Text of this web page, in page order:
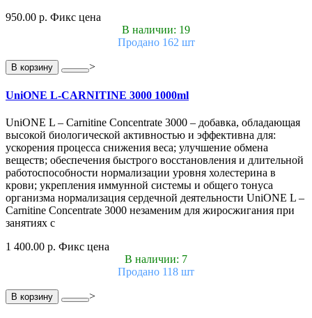
950.00 р. Фикс цена
В наличии: 19
Продано 162 шт
В корзину >
UniONE L-CARNITINE 3000 1000ml
UniONE L – Carnitine Concentrate 3000 – добавка, обладающая
высокой биологической активностью и эффективна для:
ускорения процесса снижения веса; улучшение обмена
веществ; обеспечения быстрого восстановления и длительной
работоспособности нормализации уровня холестерина в
крови; укрепления иммунной системы и общего тонуса
организма нормализация сердечной деятельности UniONE L –
Carnitine Concentrate 3000 незаменим для жиросжигания при
занятиях с
1 400.00 р. Фикс цена
В наличии: 7
Продано 118 шт
В корзину >